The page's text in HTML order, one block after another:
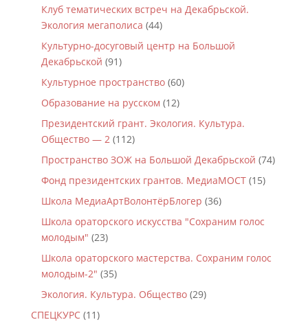
Клуб тематических встреч на Декабрьской.
Экология мегаполиса (44)
Культурно-досуговый центр на Большой
Декабрьской (91)
Культурное пространство(60)
Образование на русском (12)
Президентский грант. Экология. Культура.
Общество — 2(112)
Пространство ЗОЖ на Большой Декабрьской (74)
Фонд президентских грантов. МедиаМОСТ(15)
Школа МедиаАртВолонтёрБлогер (36)
Школа ораторского искусства "Сохраним голос
молодым" (23)
Школа ораторского мастерства. Сохраним голос
молодым-2" (35)
Экология. Культура. Общество(29)
СПЕЦКУРС(11)